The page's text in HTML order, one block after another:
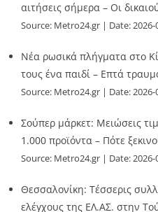
αιτήσεις σήμερα – Οι
Source: Metro24.gr Date: 2026-
Νέα ρωσικά πλήγματα στο
τους ένα παιδί – Επτά
Source: Metro24.gr Date: 2026-
Σούπερ μάρκετ: Μειώσεις
1.000 προϊόντα – Πότε
Source: Metro24.gr Date: 2026-
Θεσσαλονίκη: Τέσσερις
ελέγχους της ΕΛ.ΑΣ. στην